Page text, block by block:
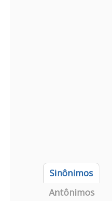
Sinônimos
Antônimos